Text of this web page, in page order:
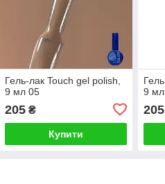
Гель-лак Touch gel polish,
9 мл 05
205₴
Купити
9
205